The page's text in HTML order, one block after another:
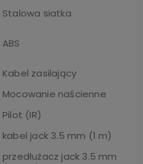
Stalowa siatka
ABS
Kabel zasilający
Mocowanie naścienne
Pilot (IR)
kabel jack 3.5 mm (1 m)
przedłużacz jack 3.5 mm